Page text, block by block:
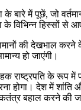
में पूछें, जो
के विभिन्न हिस्सों से
की देखभाल
हो जाएंगी।
राष्ट्रपति के रूप
होगा। देश में
बहाल करने की